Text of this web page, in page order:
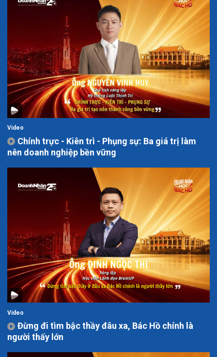
Video
Chính trực - Kiên trì - Phụng sự: Ba giá trị làm
nên doanh nghiệp bền vững
Video
Đừng đi tìm bậc thầy đâu xa, Bác Hồ chính là
người thấy lớn